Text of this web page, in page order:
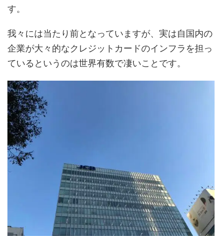
す。
我々には当たり前となっていますが、実は自国内の
企業が大々的なクレジットカードのインフラを担っ
ているというのは世界有数で凄いことです。